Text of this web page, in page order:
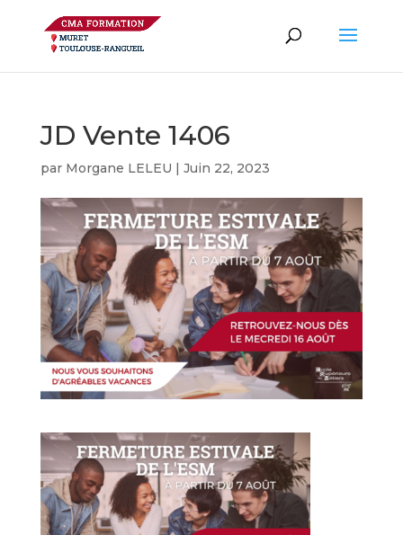
JD Vente 1406
par Morgane LELEU | Juin 22, 2023